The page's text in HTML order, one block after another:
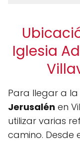
Iglesia
Para llegar a la
Jerusalén en
utilizar varias
camino. Desde